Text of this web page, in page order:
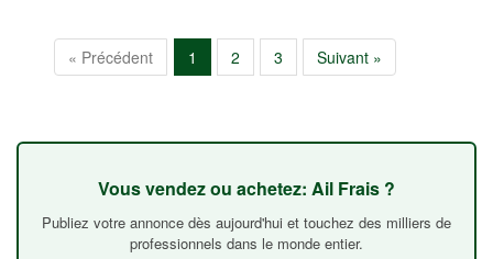
« Précédent 1 2 3 Suivant »
Vous vendez ou achetez: Ail Frais ?
Publiez votre annonce dès aujourd'hui et touchez des milliers de
professionnels dans le monde entier.